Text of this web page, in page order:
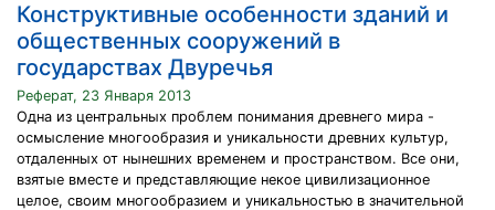
Конструктивные особенности зданий и
общественных сооружений в
государствах Двуречья
Реферат, 23 Января 2013
Одна из центральных проблем понимания древнего мира -
осмысление многообразия и уникальности древних культур,
отдаленных от нынешних временем и пространством. Все они,
взятые вместе и представляющие некое цивилизационное
целое, своим многообразием и уникальностью в значительной